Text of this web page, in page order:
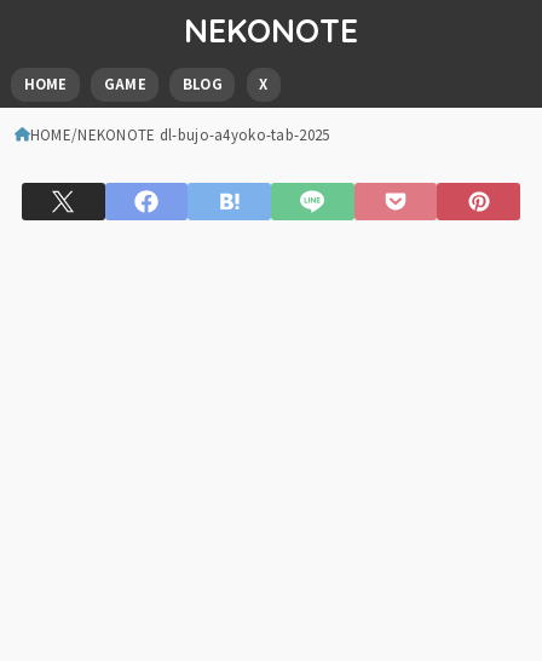
NEKONOTE
HOME GAME BLOG X
HOME NEKONOTE dl-bujo-a4yoko-tab-2025